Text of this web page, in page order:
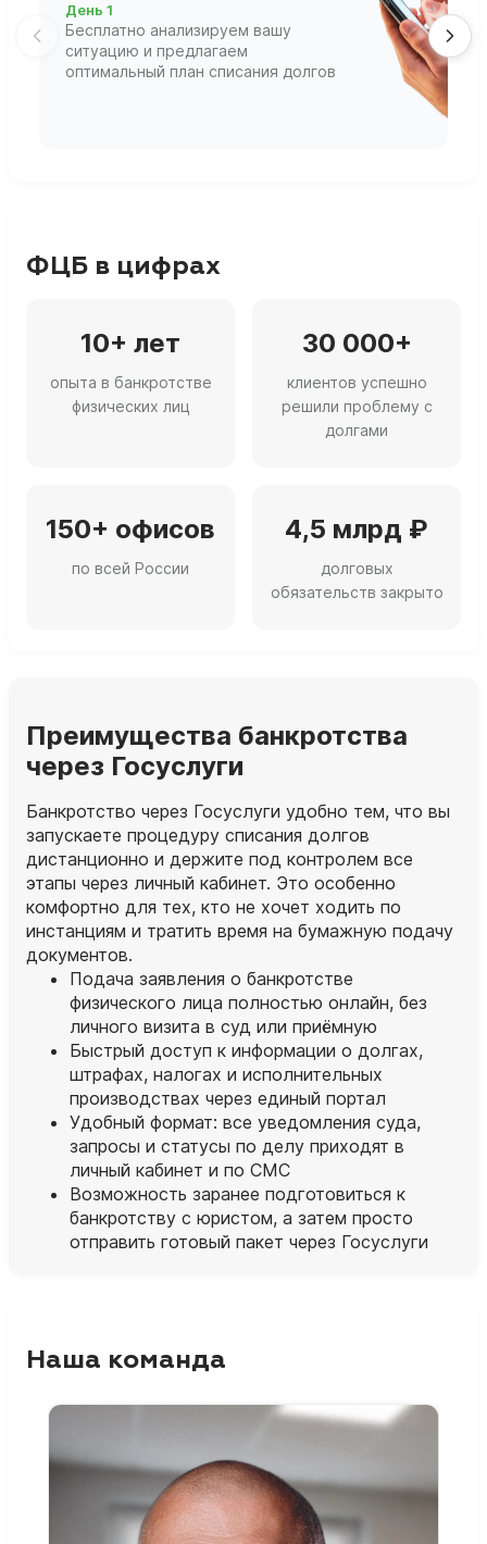
День 1
Бесплатно анализируем вашу
ситуацию и предлагаем
оптимальный план списания долгов
ФЦБ в цифрах
10+ лет
опыта в банкротстве
физических лиц
30 000+
клиентов успешно
решили проблему с
долгами
150+ офисов
по всей России
4,5 млрд ₽
долговых
обязательств закрыто
Преимущества банкротства
через Госуслуги
Банкротство через Госуслуги удобно тем, что вы
запускаете процедуру списания долгов
дистанционно и держите под контролем все
этапы через личный кабинет. Это особенно
комфортно для тех, кто не хочет ходить по
инстанциям и тратить время на бумажную подачу
документов.
Подача заявления о банкротстве
физического лица полностью онлайн, без
личного визита в суд или приёмную
Быстрый доступ к информации о долгах,
штрафах, налогах и исполнительных
производствах через единый портал
Удобный формат: все уведомления суда,
запросы и статусы по делу приходят в
личный кабинет и по СМС
Возможность заранее подготовиться к
банкротству с юристом, а затем просто
отправить готовый пакет через Госуслуги
Наша команда